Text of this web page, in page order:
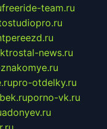
freeride-team.ru
news.ru
pro-otdelky.ru
porno-vk.ru
adonyev.ru